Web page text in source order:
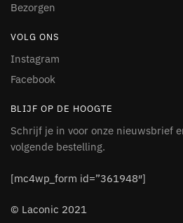
Bezorgen
VOLG ONS
Instagram
Facebook
BLIJF OP DE HOOGTE
Schrijf je in voor onze nieuwsbrief
volgende bestelling.
[mc4wp_form id=”361948″]
© Laconic 2021